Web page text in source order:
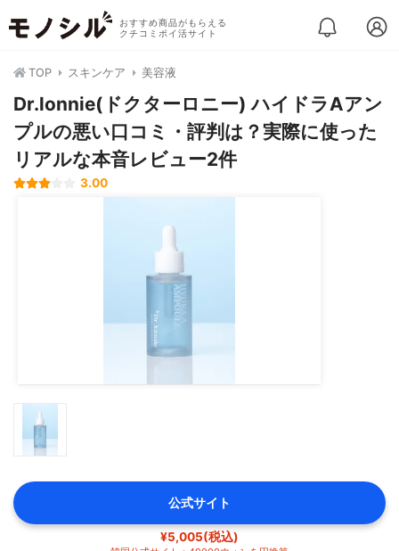
おすすめ商品がもらえる
クチコミポイ活サイト
TOP スキンケア 美容液
Dr.lonnie(ドクターロニー) ハイドラAアン
プルの悪い口コミ・評判は？実際に使った
リアルな本音レビュー2件
3.00
公式サイト
¥5,005(税込)